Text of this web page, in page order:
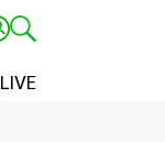
LIVE